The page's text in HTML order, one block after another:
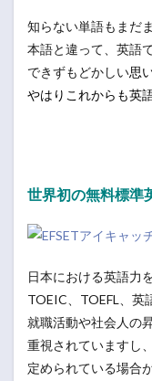
知らない単語もまだ
本語と違って、英語
できずもどかしい思
やはりこれからも英
世界初の無料標準
日本における英語力
TOEIC、TOEFL、英
就職活動や社会人の
重視されていますし
定められている場合